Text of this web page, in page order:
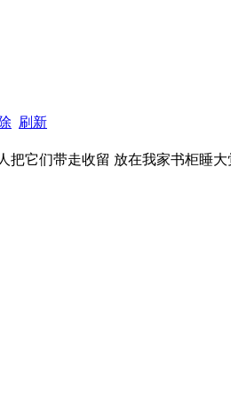
刷新
把它们带走收留 放在我家书柜睡大